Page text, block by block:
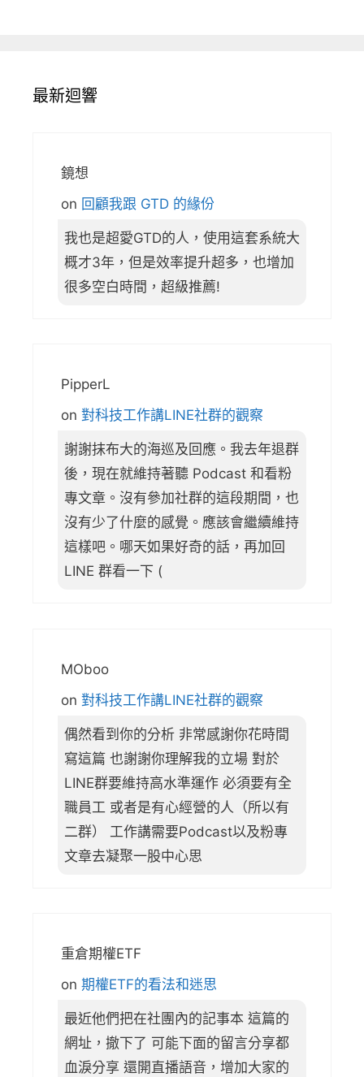
最新迴響
鏡想
on 回顧我跟 GTD 的緣份
我也是超愛GTD的人，使用這套系統大
概才3年，但是效率提升超多，也增加
很多空白時間，超級推薦!
PipperL
on 對科技工作講LINE社群的觀察
謝謝抹布大的海巡及回應。我去年退群
後，現在就維持著聽 Podcast 和看粉
專文章。沒有參加社群的這段期間，也
沒有少了什麼的感覺。應該會繼續維持
這樣吧。哪天如果好奇的話，再加回
LINE 群看一下 (
MOboo
on 對科技工作講LINE社群的觀察
偶然看到你的分析 非常感謝你花時間
寫這篇 也謝謝你理解我的立場 對於
LINE群要維持高水準運作 必須要有全
職員工 或者是有心經營的人（所以有
二群） 工作講需要Podcast以及粉專
文章去凝聚一股中心思
重倉期權ETF
on 期權ETF的看法和迷思
最近他們把在社團內的記事本 這篇的
網址，撤下了 可能下面的留言分享都
血淚分享 還開直播語音，增加大家的